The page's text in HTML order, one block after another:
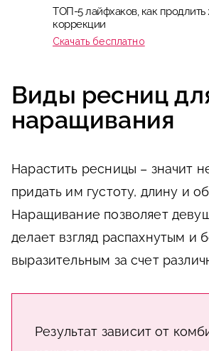
ТОП-5 лайфхаков, как
коррекции
Скачать бесплатно
Виды ресниц
наращивания
Нарастить ресницы – значит
придать им густоту, длину и
Наращивание позволяет
делает взгляд распахнутым и
выразительным за счет
Результат зависит от